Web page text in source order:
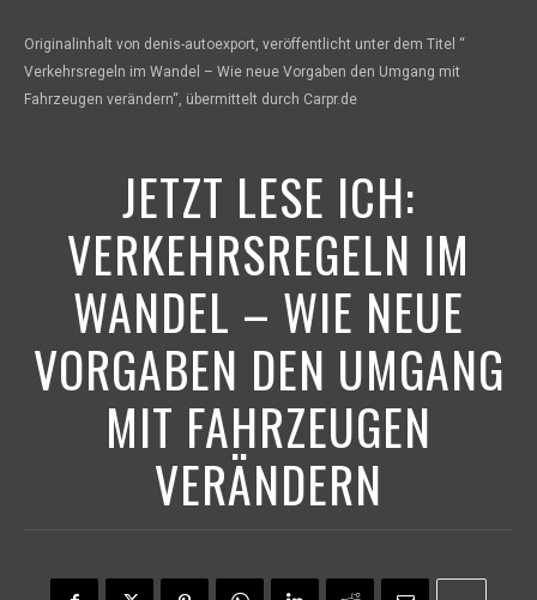
Originalinhalt von denis-autoexport, veröffentlicht unter dem Titel “
Verkehrsregeln im Wandel – Wie neue Vorgaben den Umgang mit
Fahrzeugen verändern“, übermittelt durch Carpr.de
JETZT LESE ICH:
VERKEHRSREGELN IM
WANDEL – WIE NEUE
VORGABEN DEN UMGANG
MIT FAHRZEUGEN
VERÄNDERN